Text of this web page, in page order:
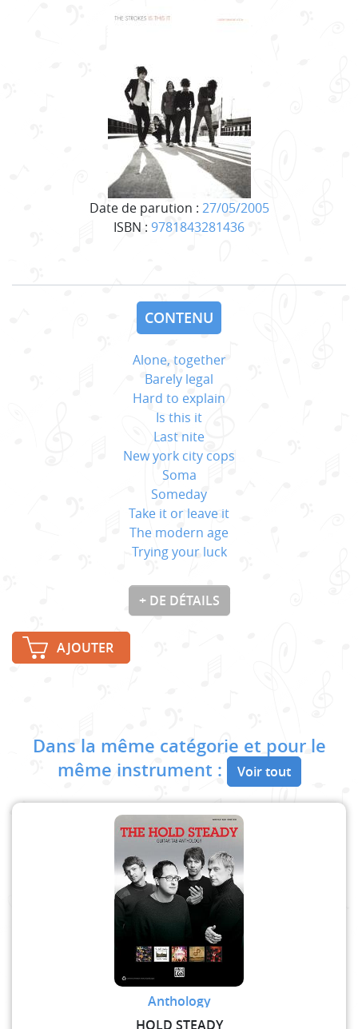
Date de parution : 27/05/2005
ISBN : 9781843281436
CONTENU
Alone, together
Barely legal
Hard to explain
Is this it
Last nite
New york city cops
Soma
Someday
Take it or leave it
The modern age
Trying your luck
+ DE DÉTAILS
AJOUTER
Dans la même catégorie et pour le
même instrument :
Voir tout
Anthology
HOLD STEADY